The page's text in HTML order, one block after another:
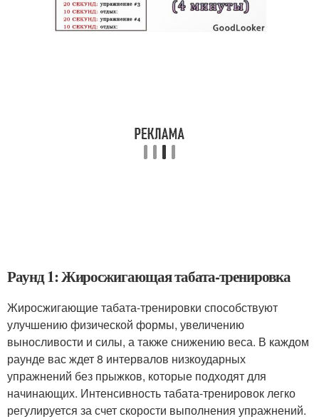
Раунд 1: Жиросжигающая табата-тренировка
Жиросжигающие табата-тренировки способствуют
улучшению физической формы, увеличению
выносливости и силы, а также снижению веса. В каждом
раунде вас ждет 8 интервалов низкоударных
упражнений без прыжков, которые подходят для
начинающих. Интенсивность табата-тренировок легко
регулируется за счет скорости выполнения упражнений.